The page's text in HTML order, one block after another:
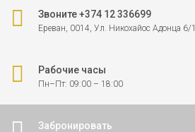
Звоните +374 12 336699
Ереван, 0014, Ул. Никохайос Адонца 6/1
Рабочие часы
Пн–Пт: 09:00 – 18:00
Забронировать